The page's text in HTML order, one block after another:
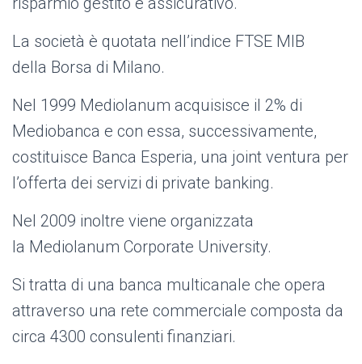
La società è quotata nell’indice FTSE MIB
della Borsa di Milano.
Nel 1999 Mediolanum acquisisce il 2% di
Mediobanca e con essa, successivamente,
costituisce Banca Esperia, una joint ventura per
l’offerta dei servizi di private banking.
Nel 2009 inoltre viene organizzata
la Mediolanum Corporate University.
Si tratta di una banca multicanale che opera
attraverso una rete commerciale composta da
circa 4300 consulenti finanziari.